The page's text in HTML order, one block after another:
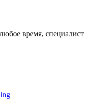
время, специалист